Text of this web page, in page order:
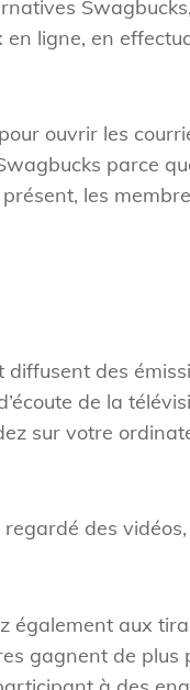
ligne, en
ouvrir les
parce
les
des
de la
sur votre
des
aux
gagnent de